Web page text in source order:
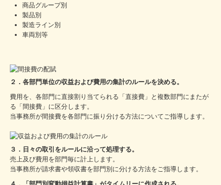
商品グループ別
製品別
製造ライン別
車両別等
２．各部門単位の収益および費用の集計のルールを決める。
費用を、各部門に直接割り当てられる「直接費」と複数部門にまたが
る「間接費」に区分します。
当事務所が間接費を各部門に振り分ける方法についてご指導します。
３．日々の取引をルールに沿って処理する。
売上及び費用を部門毎に計上します。
当事務所が請求書や領収書を部門別に分ける方法をご指導します。